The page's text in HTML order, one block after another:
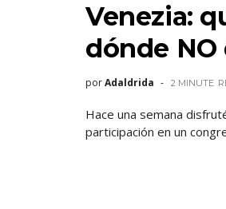
Venezia:
dónde
porAdaldrida 2 MINUTE
Hace una semana
participación en un